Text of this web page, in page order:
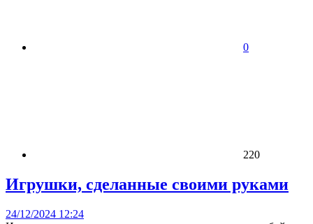
0
220
Игрушки, сделанные своими руками
24/12/2024 12:24